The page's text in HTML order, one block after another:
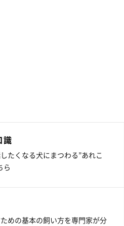
識
たくなる犬にまつわる”あれこ
ら
めの基本の飼い方を専門家が分